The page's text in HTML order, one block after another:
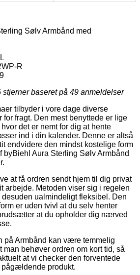
Sølv Armbånd med
R
stjerner baseret på 49 anmeldelser
tilbyder i vore dage diverse
fragt. Den mest benyttede er lige
det er nemt for dig at hente
ind i din kalender. Denne er altså
endvidere den mindst kostelige form
byBiehl Aura Sterling Sølv Armbånd
at få ordren sendt hjem til dig privat
arbejde. Metoden viser sig i regelen
ualmindeligt fleksibel. Den
er uden tvivl at du selv henter
at du opholder dig nærved
på Armbånd kan være temmelig
man behøver ordren om kort tid, så
at vi checker den forventede
pågældende produkt.